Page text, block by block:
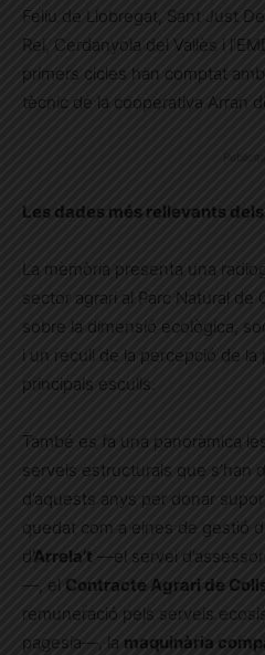
Feliu de Llobregat, Sant Just
Rei, Cerdanyola del Vallès i
primers cicles han comptat
tècnic de la cooperativa Arran
Les dades més rellevants
La memòria presenta una
sector agrari al Parc Natural de
sobre la dimensió ecològica,
i un recull de la percepció de
principals esculls.
També es fa una panoràmica
serveis estructurals que s’han
d’aquests anys per donar
quedat com a eines de gestió
d ’Arrela’t —el servei
—, el
Contracte Agrari de
remuneració pels serveis
pagesia—, la maquinària